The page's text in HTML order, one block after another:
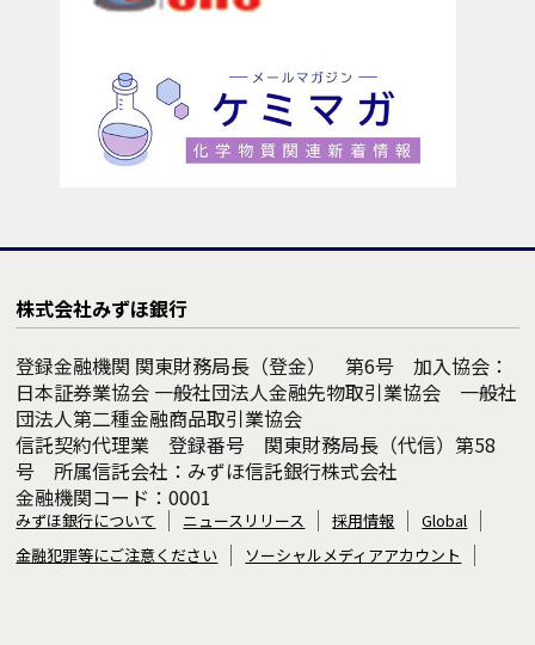
株式会社みずほ銀行
登録金融機関 関東財務局長（登金） 第6号 加入協会：
日本証券業協会 一般社団法人金融先物取引業協会 一般社
団法人第二種金融商品取引業協会
信託契約代理業 登録番号 関東財務局長（代信）第58
号 所属信託会社：みずほ信託銀行株式会社
金融機関コード：0001
みずほ銀行について ニュースリリース 採用情報
Global
金融犯罪等にご注意ください
ソーシャルメディアアカウント